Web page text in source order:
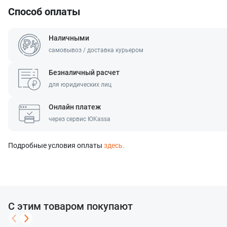
Способ оплаты
Наличными
самовывоз / доставка курьером
Безналичный расчет
для юридических лиц
Онлайн платеж
через сервис ЮKassa
Подробные условия оплаты здесь.
С этим товаром покупают